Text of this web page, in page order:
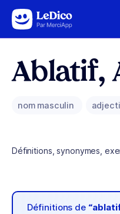
Aller au contenu
Ablatif,
nom masculin
Définitions, synonymes,
Définitions de